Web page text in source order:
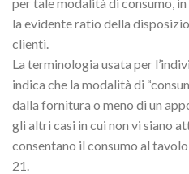
la evidente ratio della
clienti.
La terminologia usata per
indica che la modalità di
dalla fornitura o meno di un
gli altri casi in cui non vi siano
consentano il consumo al
21.